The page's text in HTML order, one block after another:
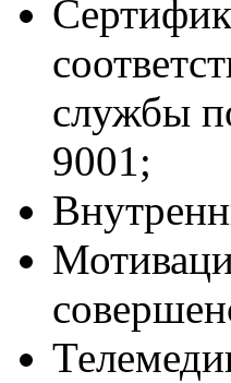
службы
9001;